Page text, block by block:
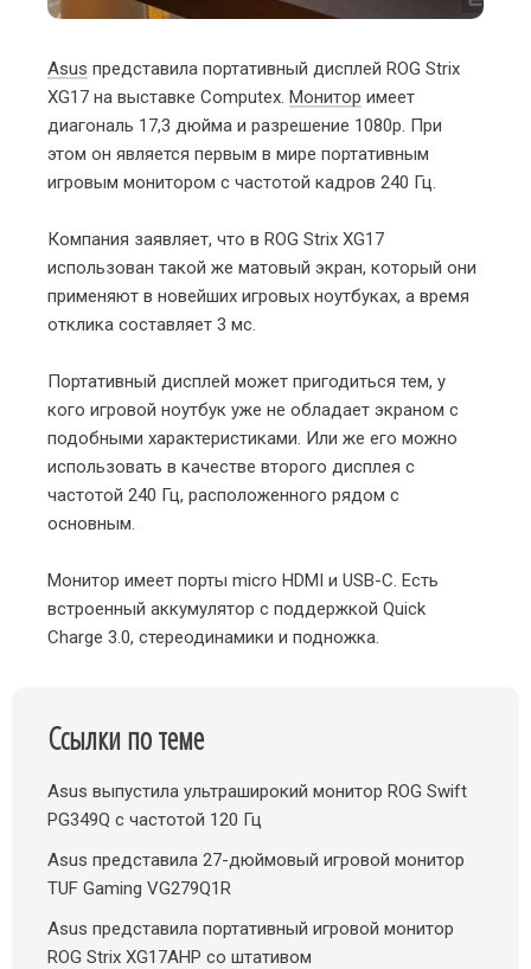
Asus представила портативный дисплей ROG Strix
XG17 на выставке Computex. Монитор имеет
диагональ 17,3 дюйма и разрешение 1080p. При
этом он является первым в мире портативным
игровым монитором с частотой кадров 240 Гц.
Компания заявляет, что в ROG Strix XG17
использован такой же матовый экран, который они
применяют в новейших игровых ноутбуках, а время
отклика составляет 3 мс.
Портативный дисплей может пригодиться тем, у
кого игровой ноутбук уже не обладает экраном с
подобными характеристиками. Или же его можно
использовать в качестве второго дисплея с
частотой 240 Гц, расположенного рядом с
основным.
Монитор имеет порты micro HDMI и USB-C. Есть
встроенный аккумулятор с поддержкой Quick
Charge 3.0, стереодинамики и подножка.
Ссылки по теме
Asus выпустила ультраширокий монитор ROG Swift
PG349Q с частотой 120 Гц
Asus представила 27-дюймовый игровой монитор
TUF Gaming VG279Q1R
Asus представила портативный игровой монитор
ROG Strix XG17AHP со штативом